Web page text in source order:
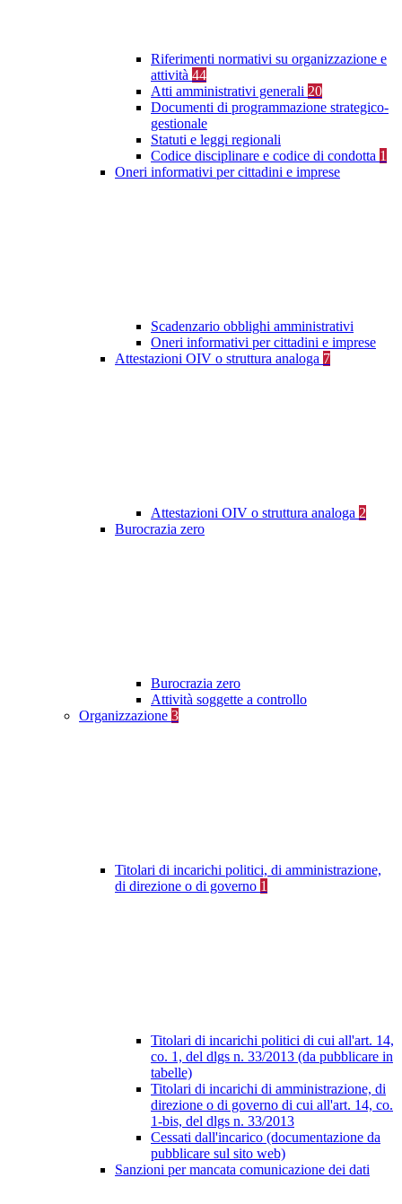
Riferimenti normativi su organizzazione e
attività 44
Atti amministrativi generali 20
Documenti di programmazione strategico-
gestionale
Statuti e leggi regionali
Codice disciplinare e codice di condotta 1
Oneri informativi per cittadini e imprese
Scadenzario obblighi amministrativi
Oneri informativi per cittadini e imprese
Attestazioni OIV o struttura analoga 7
Attestazioni OIV o struttura analoga 2
Burocrazia zero
Burocrazia zero
Attività soggette a controllo
Organizzazione 3
Titolari di incarichi politici, di amministrazione,
di direzione o di governo 1
Titolari di incarichi politici di cui all'art. 14,
co. 1, del dlgs n. 33/2013 (da pubblicare in
tabelle)
Titolari di incarichi di amministrazione, di
direzione o di governo di cui all'art. 14, co.
1-bis, del dlgs n. 33/2013
Cessati dall'incarico (documentazione da
pubblicare sul sito web)
Sanzioni per mancata comunicazione dei dati